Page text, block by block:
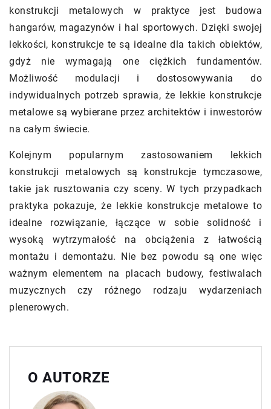
konstrukcji metalowych w praktyce jest budowa
hangarów, magazynów i hal sportowych. Dzięki swojej
lekkości, konstrukcje te są idealne dla takich obiektów,
gdyż nie wymagają one ciężkich fundamentów.
Możliwość modulacji i dostosowywania do
indywidualnych potrzeb sprawia, że lekkie konstrukcje
metalowe są wybierane przez architektów i inwestorów
na całym świecie.
Kolejnym popularnym zastosowaniem lekkich
konstrukcji metalowych są konstrukcje tymczasowe,
takie jak rusztowania czy sceny. W tych przypadkach
praktyka pokazuje, że lekkie konstrukcje metalowe to
idealne rozwiązanie, łączące w sobie solidność i
wysoką wytrzymałość na obciążenia z łatwością
montażu i demontażu. Nie bez powodu są one więc
ważnym elementem na placach budowy, festiwalach
muzycznych czy różnego rodzaju wydarzeniach
plenerowych.
O AUTORZE